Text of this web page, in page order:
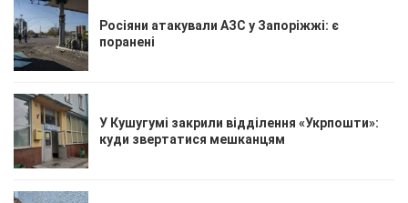
Росіяни атакували АЗС у Запоріжжі: є
поранені
У Кушугумі закрили відділення «Укрпошти»:
куди звертатися мешканцям